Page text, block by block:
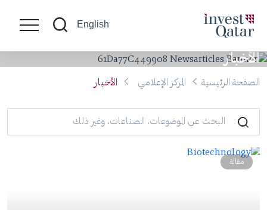
English
الأخبار
الصفحة الرئيسية المركز الإعلامي الأخبار
مقالة